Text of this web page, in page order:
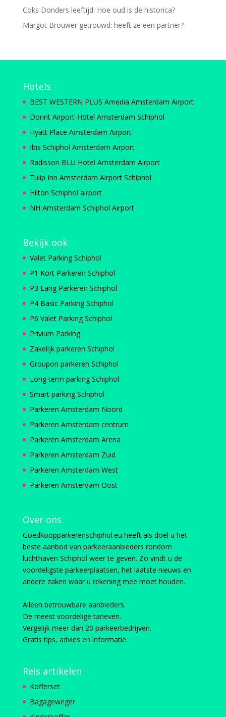
Coks Donders leeftijd: Hoe oud is de historica?
Margot Brouwer getrouwd: heeft ze een partner?
Hotels
BEST WESTERN PLUS Amedia Amsterdam Airport
Dorint Airport-Hotel Amsterdam Schiphol
Hyatt Place Amsterdam Airport
Ibis Schiphol Amsterdam Airport
Radisson BLU Hotel Amsterdam Airport
Tulip Inn Amsterdam Airport Schiphol
Hilton Schiphol airport
NH Amsterdam Schiphol Airport
Bekijk ook
Valet Parking Schiphol
P1 Kort Parkeren Schiphol
P3 Lang Parkeren Schiphol
P4 Basic Parking Schiphol
P6 Valet Parking Schiphol
Privium Parking
Zakelijk parkeren Schiphol
Groupon parkeren Schiphol
Long term parking Schiphol
Smart parking Schiphol
Parkeren Amsterdam Noord
Parkeren Amsterdam centrum
Parkeren Amsterdam Arena
Parkeren Amsterdam Zuid
Parkeren Amsterdam West
Parkeren Amsterdam Oost
Over ons
Goedkoopparkerenschiphol.eu heeft als doel u het
beste aanbod van parkeeraanbieders rondom
luchthaven Schiphol weer te geven. Zo vindt u de
voordeligste parkeerplaatsen, het laatste nieuws en
andere zaken waar u rekening mee moet houden.
Alleen betrouwbare aanbieders.
De meest voordelige tarieven.
Vergelijk meer dan 20 parkeerbedrijven.
Gratis tips, advies en informatie.
Reis artikelen
Kofferset
Bagageweger